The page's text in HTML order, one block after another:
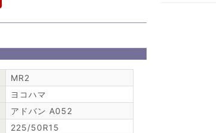
MR2
ヨコハマ
アドバン A052
225/50R15